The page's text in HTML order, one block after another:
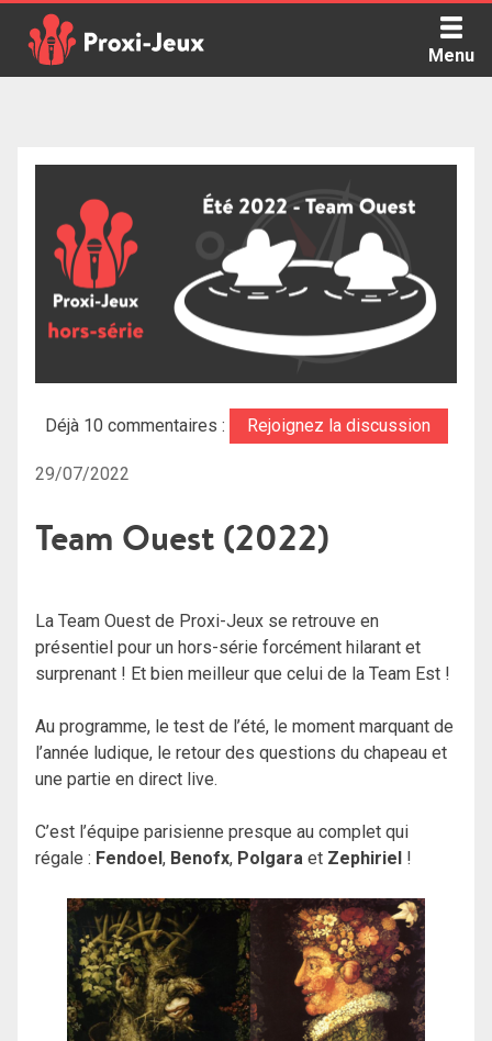
content
Menu
Déjà 10 commentaires : Rejoignez la discussion
29/07/2022
Team Ouest (2022)
La Team Ouest de Proxi-Jeux se retrouve en
présentiel pour un hors-série forcément hilarant et
surprenant ! Et bien meilleur que celui de la Team Est !
Au programme, le test de l’été, le moment marquant de
l’année ludique, le retour des questions du chapeau et
une partie en direct live.
C’est l’équipe parisienne presque au complet qui
régale : Fendoel, Benofx, Polgara et Zephiriel !